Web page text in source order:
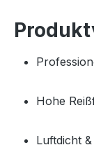
Hohe
Luftdicht